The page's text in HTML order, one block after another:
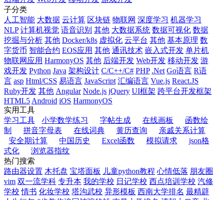
子分类
人工智能 大数据 云计算 区块链 物联网 深度学习 机器学习
NLP 计算机视觉 语音识别 其他 大数据系统 数据可视化 数据
挖掘与分析 其他 Docker/k8s 虚拟化 云平台 其他 基本原理 数
字货币 智能合约 EOS应用 其他 通讯技术 嵌入式开发 单片机
物联网应用 HarmonyOS 其他 后端开发 Web开发 移动开发 游
戏开发 Python Java 架构设计 C/C++/C# PHP .Net Go语言 R语
言 asp Html/CSS 易语言 JavaScript 汇编语言 Vue.js React.JS
Ruby开发 其他 Angular Node.js jQuery UI框架 跨平台开发框架
HTML5 Android iOS HarmonyOS
实用工具
学习工具
小学数学练习 字帖生成 在线画板
函数绘
制
拼音字母表 在线词典 黄历查询
亲戚关系计算
安全期计算
中国历史 Excel函数 模拟请求
json格
式化
浏览器指纹
热门搜索
路由器设置 木托盘 宝塔面板 儿童python教程 心情低落 朋友圈
vim 双一流学科 专升本 我的学校 日记学校 西点培训学校 汽修
学校 情书 化妆学校 塔沟武校 异形模板 西南大学排名 最精辟